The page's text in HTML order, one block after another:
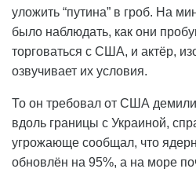
уложить “путина” в гроб. На
было наблюдать, как они
торговаться с США, и актёр,
озвучивает их условия.
То он требовал от США
вдоль границы с Украиной,
угрожающе сообщал, что
обновлён на 95%, а на море